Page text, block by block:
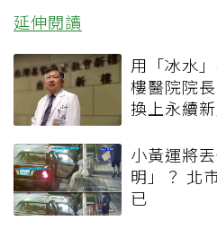
延伸閱讀
用「冰水
樓醫院院
換上永續
小黃運將
明」？ 北
已